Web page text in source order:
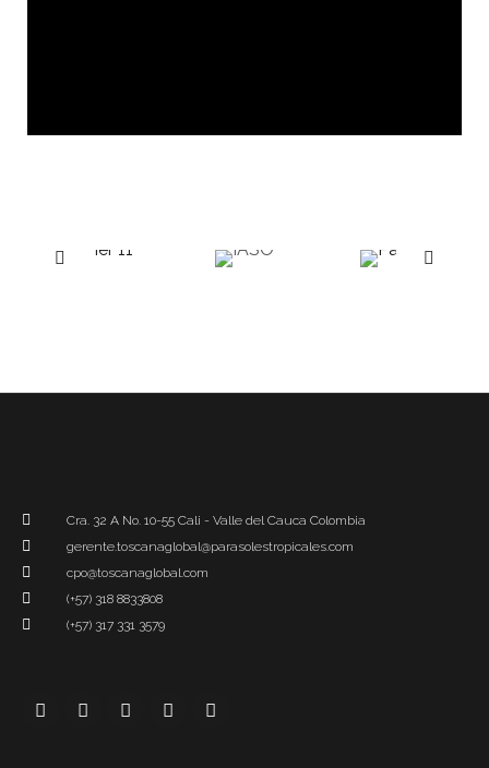
Cra. 32 A No. 10-55 Cali - Valle del Cauca Colombia
gerente.toscanaglobal@parasolestropicales.com
cpo@toscanaglobal.com
(+57) 318 8833808
(+57) 317 331 3579